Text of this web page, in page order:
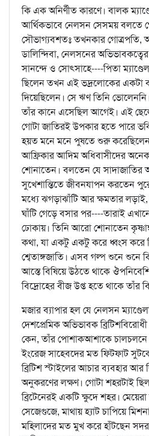
কি এক অনির্ণীত কারণে। বালক
আর্থিকভাবে নেলসন সেসময় বলতে
সৌভাগ্যবশতঃ তখনকার গোত্রপতি,
ডালিন্দিবা, নেলসনের
সানন্দে ও সোৎসাহে----পিতা
ছিলেন তখন এই ভদ্রলোকের একটা
দিয়েছিলেন। সে ঋণ তিনি
তাঁর কানে এসেছিল আগেই। এই
গোটা জাতিরই উপকার হতে পারে
হয়ত মনে মনে পুষতে শুরু
আফ্রিকার আদিম অধিবাসীদের
শোনাতেন। বলতেন যে
সুখেশান্তিতে জীবনযাপন করতেন
মধ্যে ঝগড়াঝাঁটি আর ক্ষমতার
ঘাঁটি গেড়ে বসার পর----তারাই
ঢোকায়। তিনি আরো শোনাতেন
কথা, যা একটু একটু করে ধ্বংস করে
শ্বেতাঙ্গজাতি। এসব গল্প শুনে
আস্তে বিষিয়ে উঠতে থাকে
বিদ্রোহের বীজ উপ্ত হতে থাকে তাঁর
মজার ব্যাপার হল যে নেলসন
দেশপ্রেমিক অভিভাবক
কেন, তাঁর পোশাকআশাকে চালচলনে
ইংরেজ সাহেবদের মত ফিটফাট
ব্রিটিশ স্টাইলের আচার ব্যবহার
অনুকরণের লক্ষণ। গোটা শহরটাই
ব্রিটেনেরই একটি ক্ষুদে শহর।
সেজেগুজে, মাথায় হ্যাট চাপিয়ে
মহিলাদের মত মুখ করে হাঁটছেন সদর